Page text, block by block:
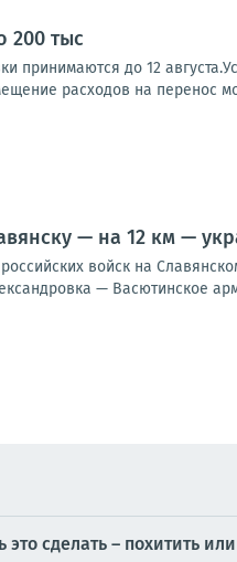
200 тыс
принимаются до 12
расходов на перенос
— на 12 км —
войск на
— Васютинское
сделать – похитить